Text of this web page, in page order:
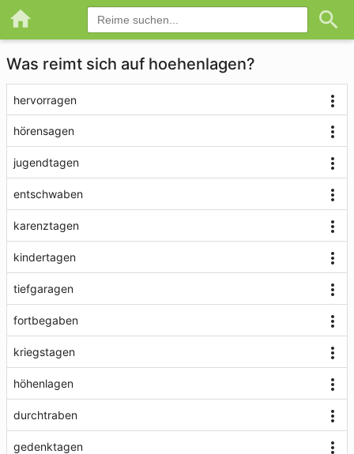
Was reimt sich auf hoehenlagen?
hervorragen
hörensagen
jugendtagen
entschwaben
karenztagen
kindertagen
tiefgaragen
fortbegaben
kriegstagen
höhenlagen
durchtraben
gedenktagen